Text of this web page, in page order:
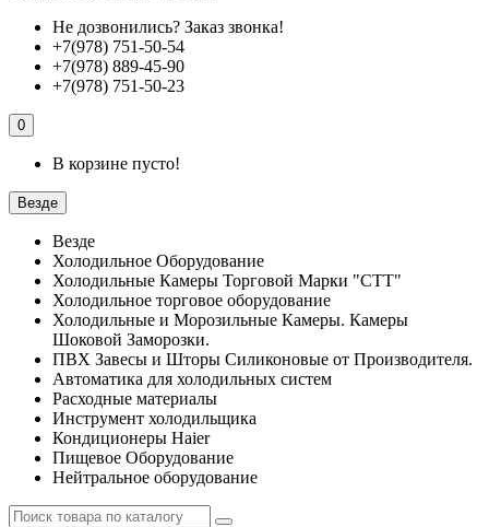
Не дозвонились? Заказ звонка!
+7(978) 751-50-54
+7(978) 889-45-90
+7(978) 751-50-23
0
В корзине пусто!
Везде
Везде
Холодильное Оборудование
Холодильные Камеры Торговой Марки "СТТ"
Холодильное торговое оборудование
Холодильные и Морозильные Камеры. Камеры
Шоковой Заморозки.
ПВХ Завесы и Шторы Силиконовые от Производителя.
Автоматика для холодильных систем
Расходные материалы
Инструмент холодильщика
Кондиционеры Haier
Пищевое Оборудование
Нейтральное оборудование